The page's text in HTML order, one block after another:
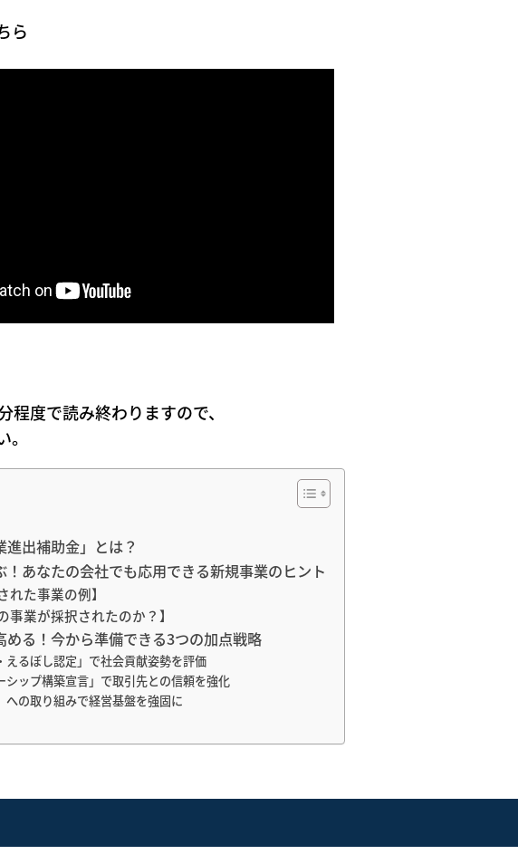
ら
程度で読み終わりますので、
進出補助金」とは？
！あなたの会社でも応用できる新規事業のヒント
れた事業の例】
事業が採択されたのか？】
める！今から準備できる3つの加点戦略
えるぼし認定」で社会貢献姿勢を評価
シップ構築宣言」で取引先との信頼を強化
への取り組みで経営基盤を強固に